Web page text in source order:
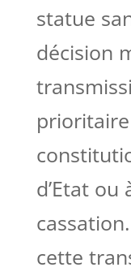
statue
décision
d’Etat ou
cette